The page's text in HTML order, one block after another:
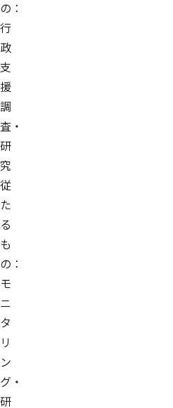
の：
行
政
支
援
調
査・
研
究
従
た
る
も
の：
モ
ニ
タ
リ
ン
グ・
研